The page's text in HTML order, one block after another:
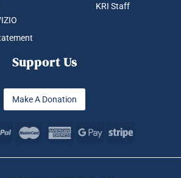
KRI Staff
Support Us
Make A Donation